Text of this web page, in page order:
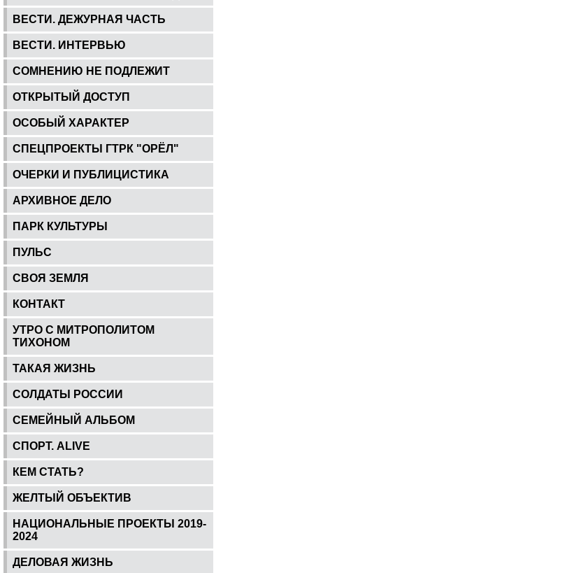
ВЕСТИ. ДЕЖУРНАЯ ЧАСТЬ
ВЕСТИ. ИНТЕРВЬЮ
СОМНЕНИЮ НЕ ПОДЛЕЖИТ
ОТКРЫТЫЙ ДОСТУП
ОСОБЫЙ ХАРАКТЕР
СПЕЦПРОЕКТЫ ГТРК "ОРЁЛ"
ОЧЕРКИ И ПУБЛИЦИСТИКА
АРХИВНОЕ ДЕЛО
ПАРК КУЛЬТУРЫ
ПУЛЬС
СВОЯ ЗЕМЛЯ
КОНТАКТ
УТРО С МИТРОПОЛИТОМ
ТИХОНОМ
ТАКАЯ ЖИЗНЬ
СОЛДАТЫ РОССИИ
СЕМЕЙНЫЙ АЛЬБОМ
СПОРТ. ALIVE
КЕМ СТАТЬ?
ЖЕЛТЫЙ ОБЪЕКТИВ
НАЦИОНАЛЬНЫЕ ПРОЕКТЫ 2019-
2024
ДЕЛОВАЯ ЖИЗНЬ